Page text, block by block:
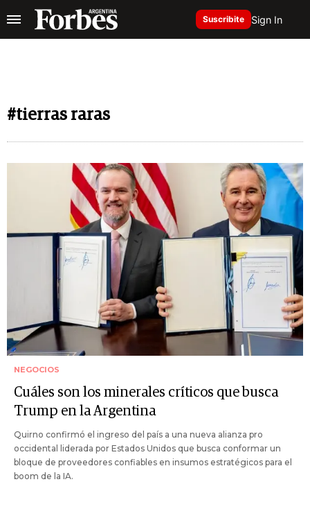
Suscribite Sign In
#tierras raras
NEGOCIOS
Cuáles son los minerales críticos que busca
Trump en la Argentina
Quirno confirmó el ingreso del país a una nueva alianza pro
occidental liderada por Estados Unidos que busca conformar un
bloque de proveedores confiables en insumos estratégicos para el
boom de la IA.